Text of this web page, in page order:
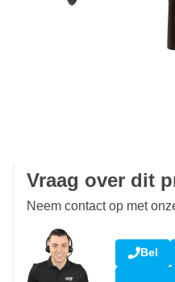
vanaf €
retourneren en
Vraag over dit
Neem contact op met
Bel